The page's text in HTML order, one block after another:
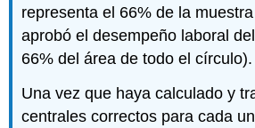
representa el 66% de la
aprobó el desempeño laboral
66% del área de todo el círculo).
Una vez que haya calculado y
centrales correctos para cada